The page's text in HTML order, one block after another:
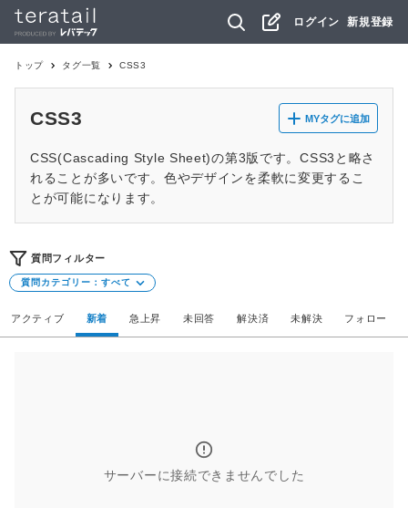
ログイン 新規登録
トップ タグ一覧 CSS3
CSS3 MYタグに追加
CSS(Cascading Style Sheet)の第3版です。CSS3と略さ
れることが多いです。色やデザインを柔軟に変更するこ
とが可能になります。
質問フィルター
質問カテゴリー： すべて
アクティブ 新着 急上昇 未回答 解決済 未解決 フォロー
サーバーに接続できませんでした